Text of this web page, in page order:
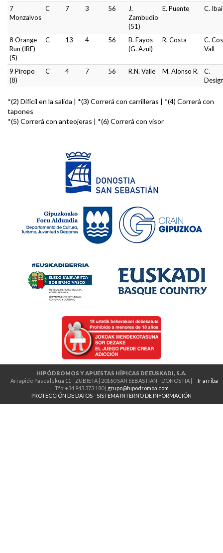
7
Monzalvos
C 7 3 56
J.
Zambudio
(51)
E. Puente C.
8 Orange
Run (IRE)
(5)
C 13 4 56
B. Fayos
(G. Azul)
R. Costa
C.
Vall
9 Piropo
(8)
C 4 7 56 R.N. Valle M. Alonso R.
C.
*(2) Difícil en la salida | *(3) Correrá con carrilleras | *(4) Correrá con
tapones
*(5) Correrá con anteojeras | *(6) Correrá con visor
HIPÓDROMOS Y APUESTAS HÍPICAS DE EUSKADI, S.A.
Ir arriba
Arrapide Pasealekua 11 - ZUBIETA | 20160 SAN SEBASTIAN - DONOSTIA |
Tfo:+34 943 373 180 | grupo@hipodromoa.com
PROTECCIÓN DE DATOS-SISTEMA INTERNO DE INFORMACIÓN